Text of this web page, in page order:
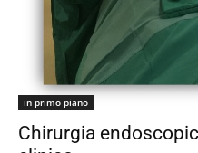
in primo piano
Chirurgia